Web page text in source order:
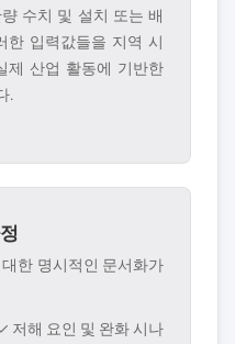
수치 및 설치 또는 배
한 입력값들을 지역 시
제 산업 활동에 기반한
.
한 명시적인 문서화가
저해 요인 및 완화 시나